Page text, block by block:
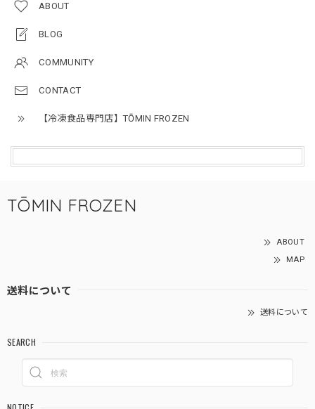
ABOUT
BLOG
COMMUNITY
CONTACT
【冷凍食品専門店】TŌMIN FROZEN
TŌMIN FROZEN
ABOUT
MAP
送料について
送料について
SEARCH